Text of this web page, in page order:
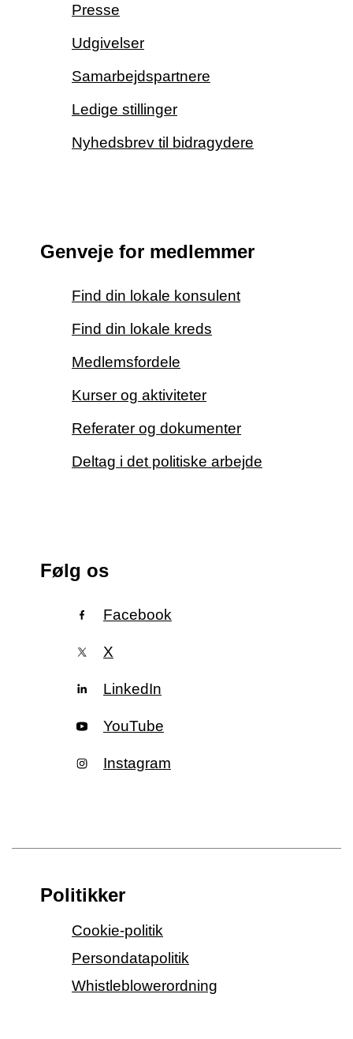
Presse
Udgivelser
Samarbejdspartnere
Ledige stillinger
Nyhedsbrev til bidragydere
Genveje for medlemmer
Find din lokale konsulent
Find din lokale kreds
Medlemsfordele
Kurser og aktiviteter
Referater og dokumenter
Deltag i det politiske arbejde
Følg os
Facebook
X
LinkedIn
YouTube
Instagram
Politikker
Cookie-politik
Persondatapolitik
Whistleblowerordning